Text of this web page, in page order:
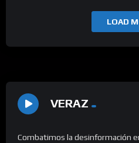
LOAD
VERAZ
Combatimos la desinformación